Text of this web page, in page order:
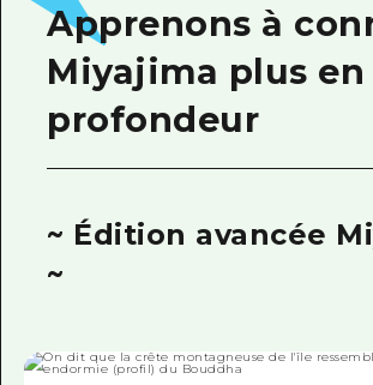
Apprenons à
Miyajima plus en
profondeur
~ Édition avancée
~